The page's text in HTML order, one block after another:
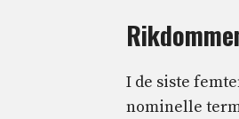
I de siste
nominelle